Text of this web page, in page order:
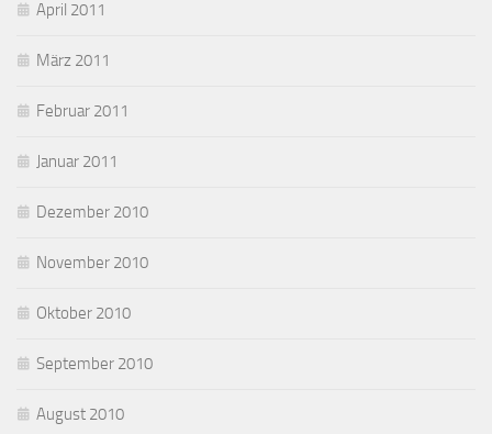
April 2011
März 2011
Februar 2011
Januar 2011
Dezember 2010
November 2010
Oktober 2010
September 2010
August 2010